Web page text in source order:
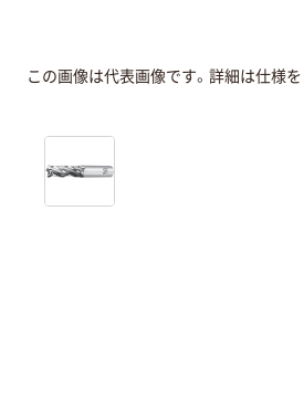
この画像は代表画像です。詳細は仕様を